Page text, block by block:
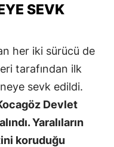
SEVK
her iki sürücü de
tarafından ilk
sevk edildi.
Devlet
Yaralıların
koruduğu